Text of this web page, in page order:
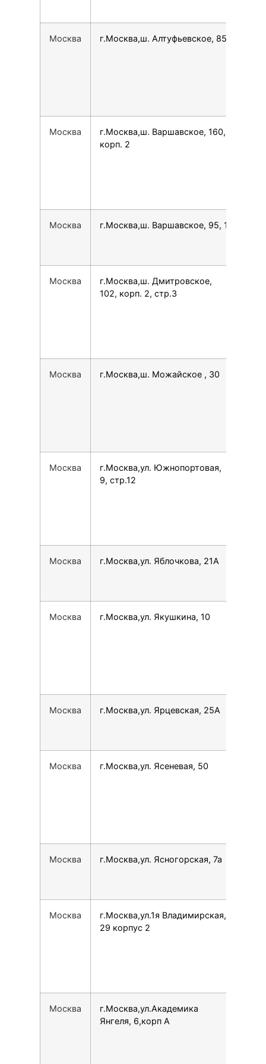
Москва г.Москва,ш. Алтуфьевское, 85
Москва
г.Москва,ш. Варшавское, 160,
корп. 2
Москва г.Москва,ш. Варшавское, 95, 1
Москва
г.Москва,ш. Дмитровское,
102, корп. 2, стр.3
Москва г.Москва,ш. Можайское , 30
Москва
г.Москва,ул. Южнопортовая,
9, стр.12
Москва г.Москва,ул. Яблочкова, 21А
Москва г.Москва,ул. Якушкина, 10
Москва г.Москва,ул. Ярцевская, 25А
Москва г.Москва,ул. Ясеневая, 50
Москва г.Москва,ул. Ясногорская, 7а
Москва
г.Москва,ул.1я Владимирская,
29 корпус 2
Москва
г.Москва,ул.Академика
Янгеля, 6,корп А